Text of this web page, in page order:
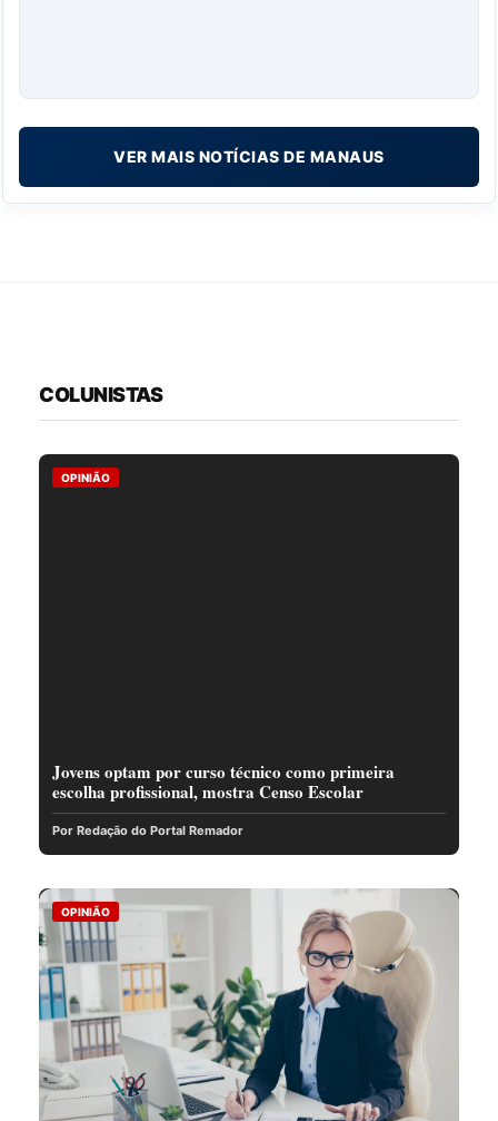
VER MAIS NOTÍCIAS DE MANAUS
COLUNISTAS
OPINIÃO
Jovens optam por curso técnico como primeira
escolha profissional, mostra Censo Escolar
Por Redação do Portal Remador
OPINIÃO